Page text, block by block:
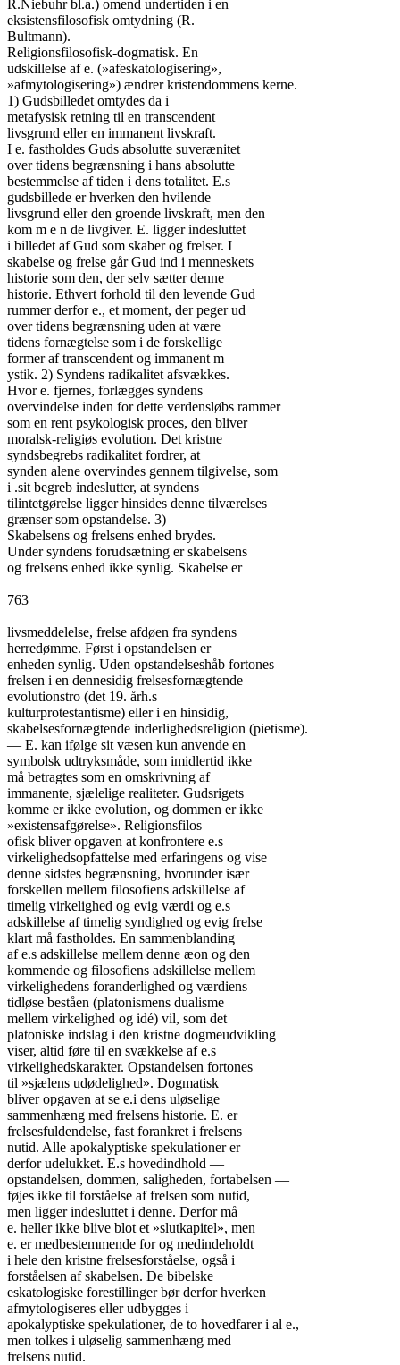
R.Niebuhr bl.a.) omend undertiden i en
eksistensfilosofisk omtydning (R.
Bultmann).
Religionsfilosofisk-dogmatisk. En
udskillelse af e. (»afeskatologisering»,
»afmytologisering») ændrer kristendommens kerne.
1) Gudsbilledet omtydes da i
metafysisk retning til en transcendent
livsgrund eller en immanent livskraft.
I e. fastholdes Guds absolutte suverænitet
over tidens begrænsning i hans absolutte
bestemmelse af tiden i dens totalitet. E.s
gudsbillede er hverken den hvilende
livsgrund eller den groende livskraft, men den
kom m e n de livgiver. E. ligger indesluttet
i billedet af Gud som skaber og frelser. I
skabelse og frelse går Gud ind i menneskets
historie som den, der selv sætter denne
historie. Ethvert forhold til den levende Gud
rummer derfor e., et moment, der peger ud
over tidens begrænsning uden at være
tidens fornægtelse som i de forskellige
former af transcendent og immanent m
ystik. 2) Syndens radikalitet afsvækkes.
Hvor e. fjernes, forlægges syndens
overvindelse inden for dette verdensløbs rammer
som en rent psykologisk proces, den bliver
moralsk-religiøs evolution. Det kristne
syndsbegrebs radikalitet fordrer, at
synden alene overvindes gennem tilgivelse, som
i .sit begreb indeslutter, at syndens
tilintetgørelse ligger hinsides denne tilværelses
grænser som opstandelse. 3)
Skabelsens og frelsens enhed brydes.
Under syndens forudsætning er skabelsens
og frelsens enhed ikke synlig. Skabelse er
763
livsmeddelelse, frelse afdøen fra syndens
herredømme. Først i opstandelsen er
enheden synlig. Uden opstandelseshåb fortones
frelsen i en dennesidig frelsesfornægtende
evolutionstro (det 19. årh.s
kulturprotestantisme) eller i en hinsidig,
skabelsesfornægtende inderlighedsreligion (pietisme).
— E. kan ifølge sit væsen kun anvende en
symbolsk udtryksmåde, som imidlertid ikke
må betragtes som en omskrivning af
immanente, sjælelige realiteter. Gudsrigets
komme er ikke evolution, og dommen er ikke
»existensafgørelse». Religionsfilos
ofisk bliver opgaven at konfrontere e.s
virkelighedsopfattelse med erfaringens og vise
denne sidstes begrænsning, hvorunder især
forskellen mellem filosofiens adskillelse af
timelig virkelighed og evig værdi og e.s
adskillelse af timelig syndighed og evig frelse
klart må fastholdes. En sammenblanding
af e.s adskillelse mellem denne æon og den
kommende og filosofiens adskillelse mellem
virkelighedens foranderlighed og værdiens
tidløse beståen (platonismens dualisme
mellem virkelighed og idé) vil, som det
platoniske indslag i den kristne dogmeudvikling
viser, altid føre til en svækkelse af e.s
virkelighedskarakter. Opstandelsen fortones
til »sjælens udødelighed». Dogmatisk
bliver opgaven at se e.i dens uløselige
sammenhæng med frelsens historie. E. er
frelsesfuldendelse, fast forankret i frelsens
nutid. Alle apokalyptiske spekulationer er
derfor udelukket. E.s hovedindhold —
opstandelsen, dommen, saligheden, fortabelsen —
føjes ikke til forståelse af frelsen som nutid,
men ligger indesluttet i denne. Derfor må
e. heller ikke blive blot et »slutkapitel», men
e. er medbestemmende for og medindeholdt
i hele den kristne frelsesforståelse, også i
forståelsen af skabelsen. De bibelske
eskatologiske forestillinger bør derfor hverken
afmytologiseres eller udbygges i
apokalyptiske spekulationer, de to hovedfarer i al e.,
men tolkes i uløselig sammenhæng med
frelsens nutid.